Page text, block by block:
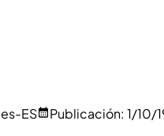
es-ES Publicación: 1/10/